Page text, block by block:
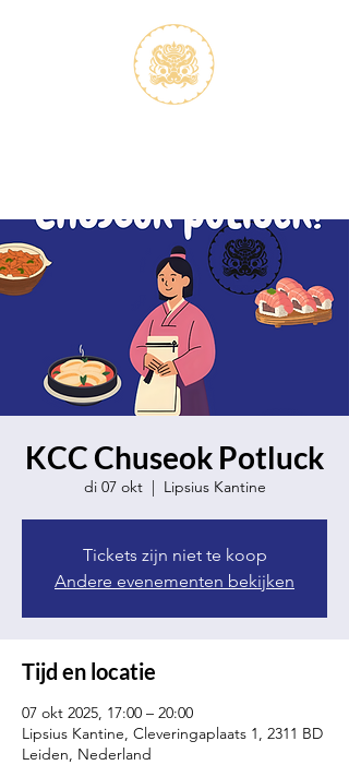
KCC Chuseok Potluck
di 07 okt
  |
Lipsius Kantine
Tickets zijn niet te koop
Andere evenementen bekijken
Tijd en locatie
07 okt 2025, 17:00 – 20:00
Lipsius Kantine, Cleveringaplaats 1, 2311 BD
Leiden, Nederland